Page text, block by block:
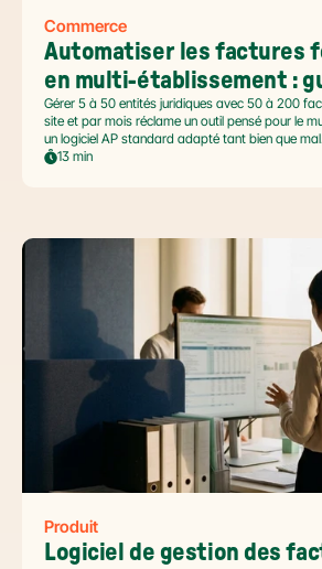
Commerce
Automatiser les factures
en multi-établissement :
Gérer 5 à 50 entités juridiques avec 50 à 200
site et par mois réclame un outil pensé pour le
un logiciel AP standard adapté tant bien que
automatiser sans casser la gouvernance locale,
13 min
Produit
Logiciel de gestion des